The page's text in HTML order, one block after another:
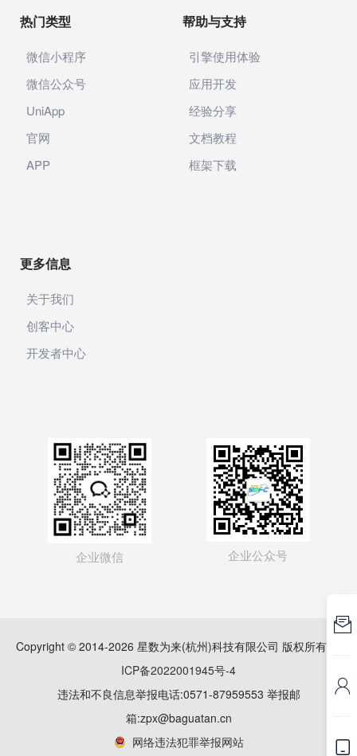
热门类型
微信小程序
微信公众号
UniApp
官网
APP
帮助与支持
引擎使用体验
应用开发
经验分享
文档教程
框架下载
更多信息
关于我们
创客中心
开发者中心
企业微信 企业公众号
Copyright © 2014-2026 星数为来(杭州)科技有限公司 版权所有
ICP备2022001945号-4
违法和不良信息举报电话:0571-87959553 举报邮
箱:zpx@baguatan.cn
网络违法犯罪举报网站


